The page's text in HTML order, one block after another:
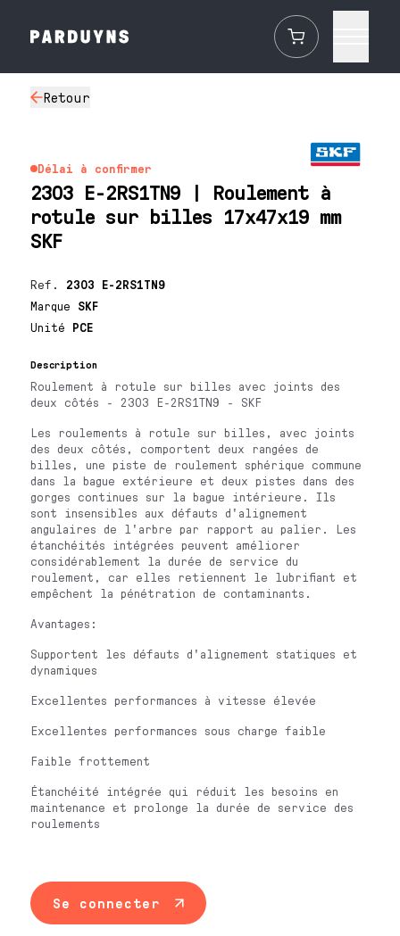
Retour
Délai à confirmer
2303 E-2RS1TN9 | Roulement à
rotule sur billes 17x47x19 mm
SKF
Ref. 2303 E-2RS1TN9
Marque SKF
Unité PCE
Description
Roulement à rotule sur billes avec joints des
deux côtés - 2303 E-2RS1TN9 - SKF
Les roulements à rotule sur billes, avec joints
des deux côtés, comportent deux rangées de
billes, une piste de roulement sphérique commune
dans la bague extérieure et deux pistes dans des
gorges continues sur la bague intérieure. Ils
sont insensibles aux défauts d'alignement
angulaires de l'arbre par rapport au palier. Les
étanchéités intégrées peuvent améliorer
considérablement la durée de service du
roulement, car elles retiennent le lubrifiant et
empêchent la pénétration de contaminants.
Avantages:
Supportent les défauts d'alignement statiques et
dynamiques
Excellentes performances à vitesse élevée
Excellentes performances sous charge faible
Faible frottement
Étanchéité intégrée qui réduit les besoins en
maintenance et prolonge la durée de service des
roulements
Se connecter